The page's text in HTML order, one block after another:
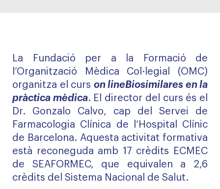
La Fundació per a la Formació de
l’Organització Mèdica Col·legial (OMC)
organitza el curs on lineBiosimilares en la
pràctica mèdica. El director del curs és el
Dr. Gonzalo Calvo, cap del Servei de
Farmacologia Clínica de l’Hospital Clínic
de Barcelona. Aquesta activitat formativa
està reconeguda amb 17 crèdits ECMEC
de SEAFORMEC, que equivalen a 2,6
crèdits del Sistema Nacional de Salut.